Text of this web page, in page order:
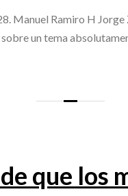
Manuel Ramiro H
un tema
que los